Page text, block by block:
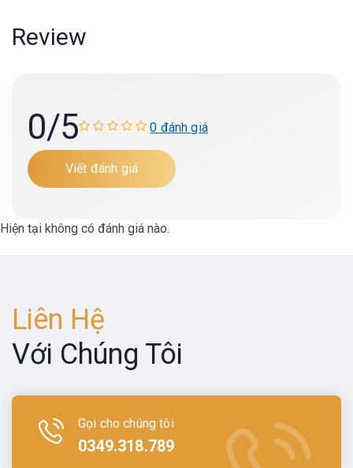
Review
0/5 0 đánh giá
Viết đánh giá
Hiện tại không có đánh giá nào.
Liên Hệ
Với Chúng Tôi
Gọi cho chúng tôi
0349.318.789